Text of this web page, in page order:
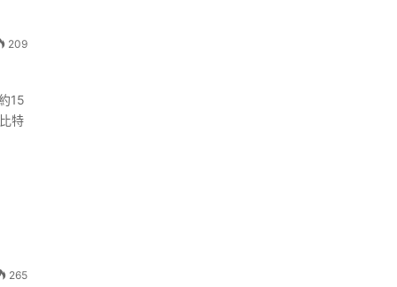
209
15
特
265